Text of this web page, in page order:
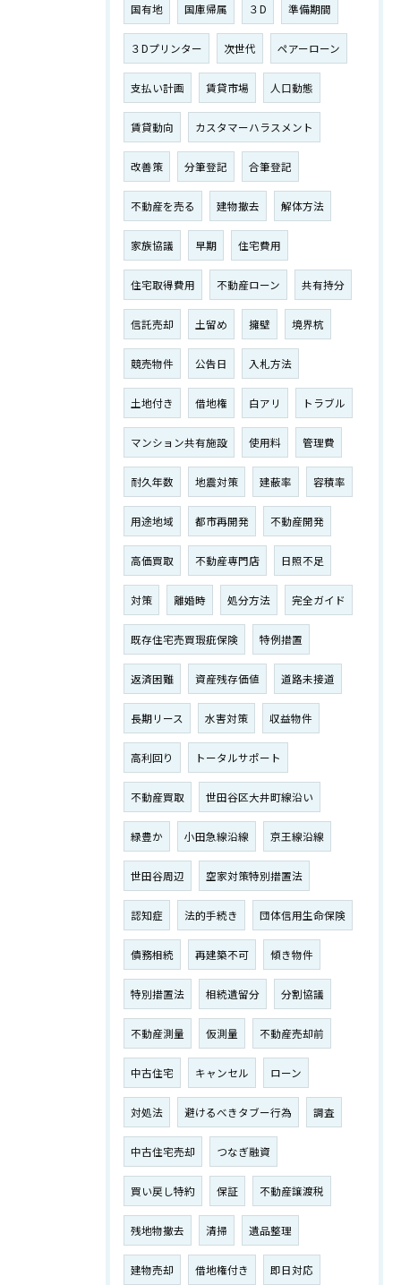
国有地 国庫帰属 ３D 準備期間
３Dプリンター 次世代 ペアーローン
支払い計画 賃貸市場 人口動態
賃貸動向 カスタマーハラスメント
改善策 分筆登記 合筆登記
不動産を売る 建物撤去 解体方法
家族協議 早期 住宅費用
住宅取得費用 不動産ローン 共有持分
信託売却 土留め 擁壁 境界杭
競売物件 公告日 入札方法
土地付き 借地権 白アリ トラブル
マンション共有施設 使用料 管理費
耐久年数 地震対策 建蔽率 容積率
用途地域 都市再開発 不動産開発
高価買取 不動産専門店 日照不足
対策 離婚時 処分方法 完全ガイド
既存住宅売買瑕疵保険 特例措置
返済困難 資産残存価値 道路未接道
長期リース 水害対策 収益物件
高利回り トータルサポート
不動産買取 世田谷区大井町線沿い
緑豊か 小田急線沿線 京王線沿線
世田谷周辺 空家対策特別措置法
認知症 法的手続き 団体信用生命保険
債務相続 再建築不可 傾き物件
特別措置法 相続遺留分 分割協議
不動産測量 仮測量 不動産売却前
中古住宅 キャンセル ローン
対処法 避けるべきタブー行為 調査
中古住宅売却 つなぎ融資
買い戻し特約 保証 不動産譲渡税
残地物撤去 清掃 遺品整理
建物売却 借地権付き 即日対応